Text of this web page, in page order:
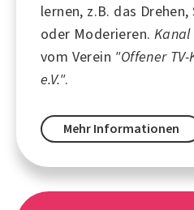
lernen, z.B. das
oder Moderieren. Kanal
vom Verein "Offener
e.V.".
Mehr Informationen